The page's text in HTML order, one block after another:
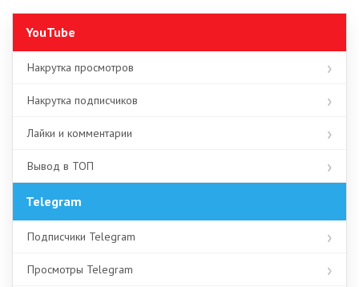
YouTube
Накрутка просмотров
Накрутка подписчиков
Лайки и комментарии
Вывод в ТОП
Telegram
Подписчики Telegram
Просмотры Telegram